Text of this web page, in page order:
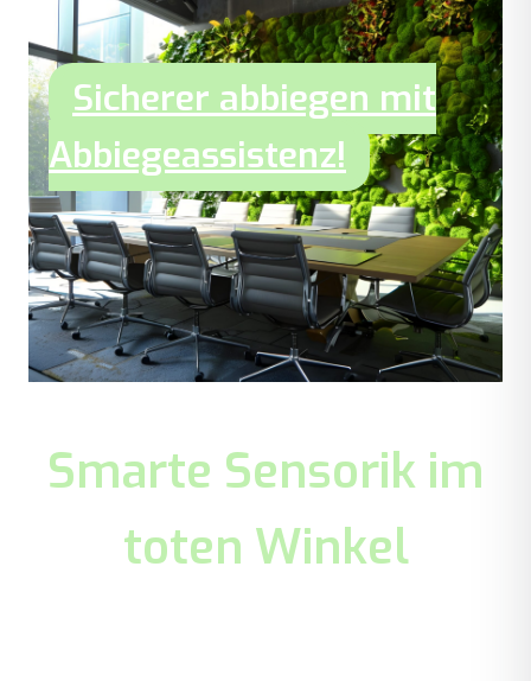
Sicherer abbiegen mit
Abbiegeassistenz!
Smarte Sensorik im
toten Winkel